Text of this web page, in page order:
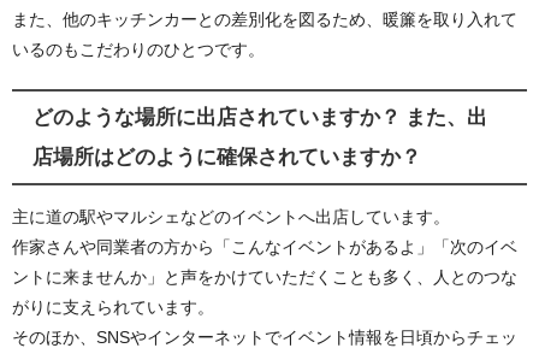
また、他のキッチンカーとの差別化を図るため、暖簾を取り入れて
いるのもこだわりのひとつです。
どのような場所に出店されていますか？ また、出
店場所はどのように確保されていますか？
主に道の駅やマルシェなどのイベントへ出店しています。
作家さんや同業者の方から「こんなイベントがあるよ」「次のイベ
ントに来ませんか」と声をかけていただくことも多く、人とのつな
がりに支えられています。
そのほか、SNSやインターネットでイベント情報を日頃からチェッ